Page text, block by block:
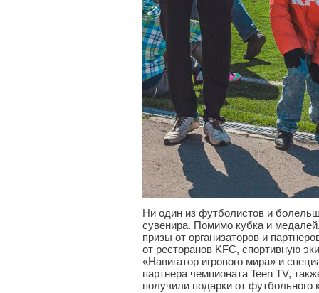
Ни один из футболистов и
сувенира. Помимо кубка и
призы от организаторов и
от ресторанов KFC, спортивную
«Навигатор игрового мира» и
партнера чемпионата Teen TV,
получили подарки от футбольного